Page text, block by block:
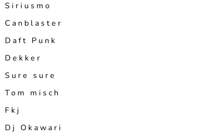
Siriusmo
Canblaster
Daft Punk
Dekker
Sure sure
Tom misch
Fkj
Dj Okawari